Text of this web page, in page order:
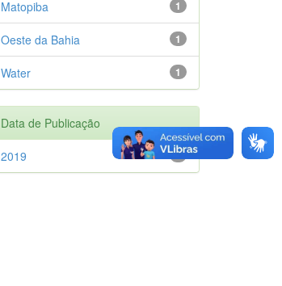
1
Matopiba
1
Oeste da Bahia
1
Water
Data de Publicação
1
2019